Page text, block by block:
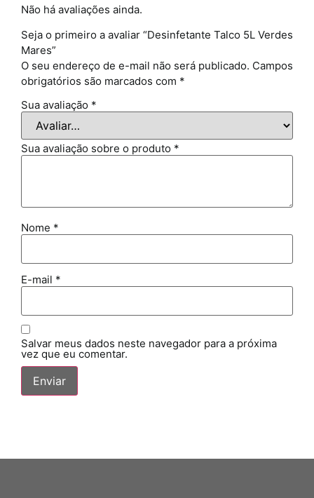
Não há avaliações ainda.
Seja o primeiro a avaliar “Desinfetante Talco 5L Verdes
Mares”
O seu endereço de e-mail não será publicado. Campos
obrigatórios são marcados com *
Sua avaliação *
Sua avaliação sobre o produto *
Nome *
E-mail *
Salvar meus dados neste navegador para a próxima
vez que eu comentar.